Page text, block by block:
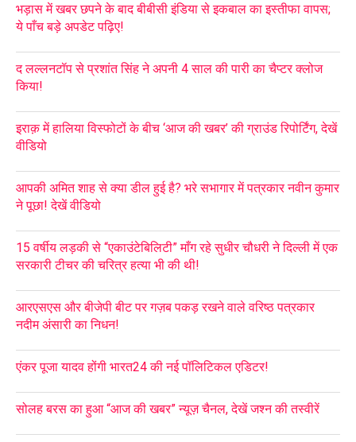
भड़ास में खबर छपने के बाद बीबीसी इंडिया से इकबाल का इस्तीफा वापस;
ये पाँच बड़े अपडेट पढ़िए!
द लल्लनटॉप से प्रशांत सिंह ने अपनी 4 साल की पारी का चैप्टर क्लोज
किया!
इराक़ में हालिया विस्फोटों के बीच ‘आज की खबर’ की ग्राउंड रिपोर्टिंग, देखें
वीडियो
आपकी अमित शाह से क्या डील हुई है? भरे सभागार में पत्रकार नवीन कुमार
ने पूछा! देखें वीडियो
15 वर्षीय लड़की से “एकाउंटेबिलिटी” माँग रहे सुधीर चौधरी ने दिल्ली में एक
सरकारी टीचर की चरित्र हत्या भी की थी!
आरएसएस और बीजेपी बीट पर गज़ब पकड़ रखने वाले वरिष्ठ पत्रकार
नदीम अंसारी का निधन!
एंकर पूजा यादव होंगी भारत24 की नई पॉलिटिकल एडिटर!
सोलह बरस का हुआ “आज की खबर” न्यूज़ चैनल, देखें जश्न की तस्वीरें